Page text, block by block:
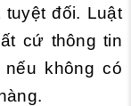
tuyệt đối. Luật
cứ thông tin
không có